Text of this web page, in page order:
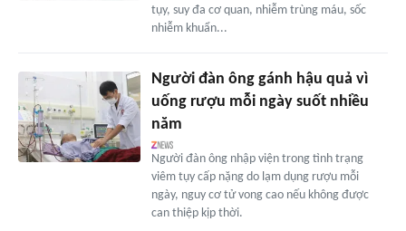
tụy, suy đa cơ quan, nhiễm trùng máu, sốc
nhiễm khuẩn...
Người đàn ông gánh hậu quả vì
uống rượu mỗi ngày suốt nhiều
năm
Người đàn ông nhập viện trong tình trạng
viêm tụy cấp nặng do lạm dụng rượu mỗi
ngày, nguy cơ tử vong cao nếu không được
can thiệp kịp thời.